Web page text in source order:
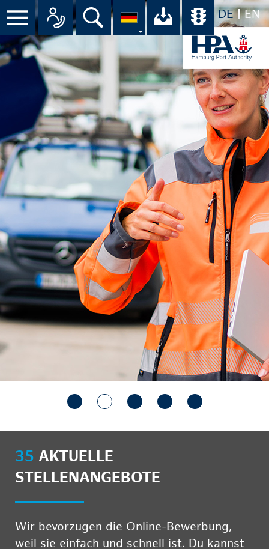
DE EN
Suche Ihr Download-
35 AKTUELLE
STELLENANGEBOTE
Wir bevorzugen die Online-Bewerbung,
weil sie einfach und schnell ist. Du kannst